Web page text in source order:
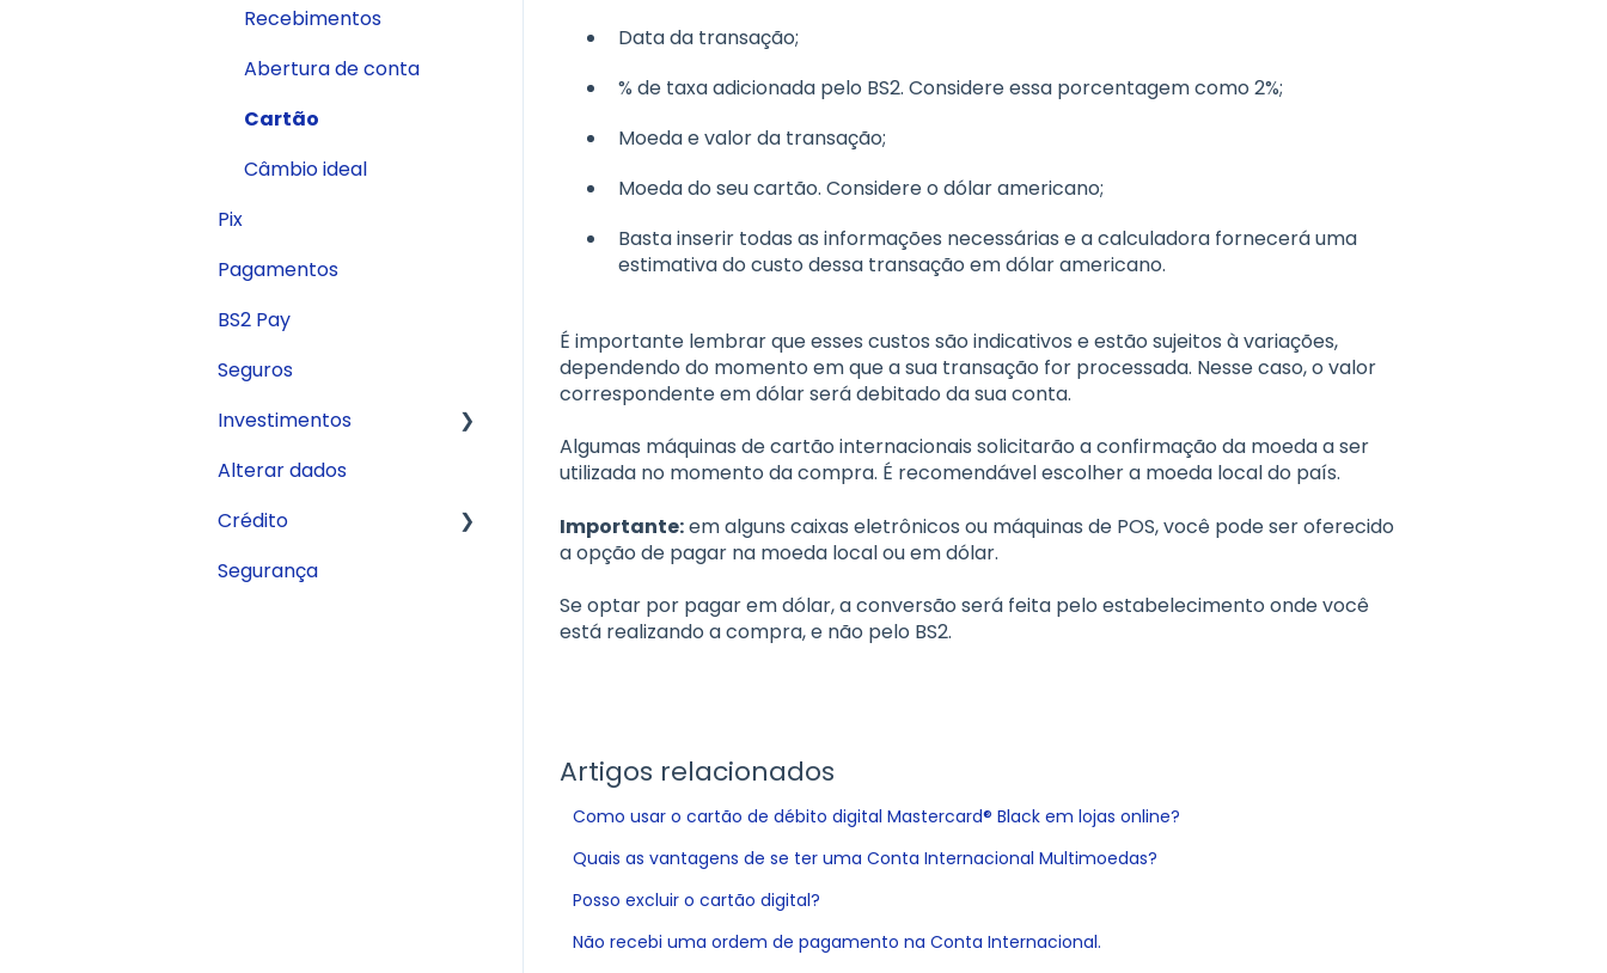
Data da transação;
% de taxa adicionada pelo BS2. Considere essa porcentagem como 2%;
Moeda e valor da transação;
Moeda do seu cartão. Considere o dólar americano;
Basta inserir todas as informações necessárias e a calculadora fornecerá uma
estimativa do custo dessa transação em dólar americano.
É importante lembrar que esses custos são indicativos e estão sujeitos à variações,
dependendo do momento em que a sua transação for processada. Nesse caso, o valor
correspondente em dólar será debitado da sua conta.
Algumas máquinas de cartão internacionais solicitarão a confirmação da moeda a ser
utilizada no momento da compra. É recomendável escolher a moeda local do país.
Importante:em alguns caixas eletrônicos ou máquinas de POS, você pode ser oferecido
a opção de pagar na moeda local ou em dólar.
Se optar por pagar em dólar, a conversão será feita pelo estabelecimento onde você
está realizando a compra, e não pelo BS2.
Artigos relacionados
Como usar o cartão de débito digital Mastercard® Black em lojas online?
Quais as vantagens de se ter uma Conta Internacional Multimoedas?
Posso excluir o cartão digital?
Não recebi uma ordem de pagamento na Conta Internacional.
Recebimentos
Abertura de conta
Cartão
Câmbio ideal
Pix
Pagamentos
BS2 Pay
Seguros
Investimentos
Conta Remunerada
Alterar dados
Crédito
Antecipação de
Segurança